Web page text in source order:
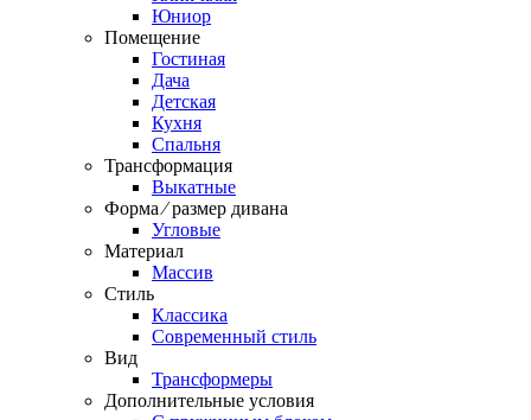
Юниор
Помещение
Гостиная
Дача
Детская
Кухня
Спальня
Трансформация
Выкатные
Форма ⁄ размер дивана
Угловые
Материал
Массив
Стиль
Классика
Современный стиль
Вид
Трансформеры
Дополнительные условия